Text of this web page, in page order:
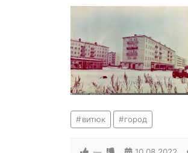
витюк город